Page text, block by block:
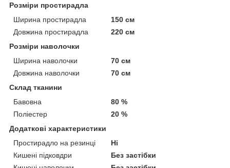
Розміри простирадла
Ширина простирадла
150 см
Довжина простирадла
220 см
Розміри наволочки
Ширина наволочки
70 см
Довжина наволочки
70 см
Склад тканини
Бавовна
80 %
Поліестер
20 %
Додаткові характеристики
Простирадло на резинці
Ні
Кишені підковдри
Без застібки